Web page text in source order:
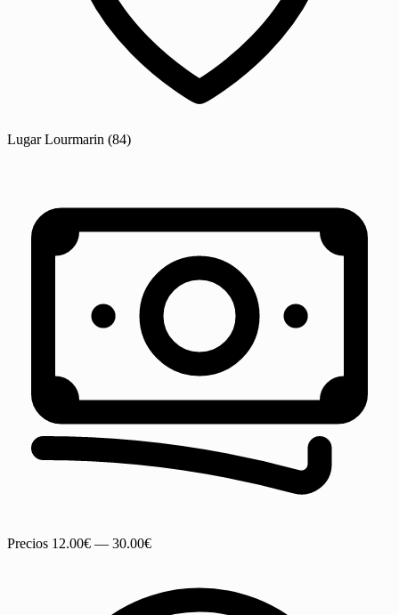
Lugar Lourmarin (84)
Precios 12.00€ — 30.00€